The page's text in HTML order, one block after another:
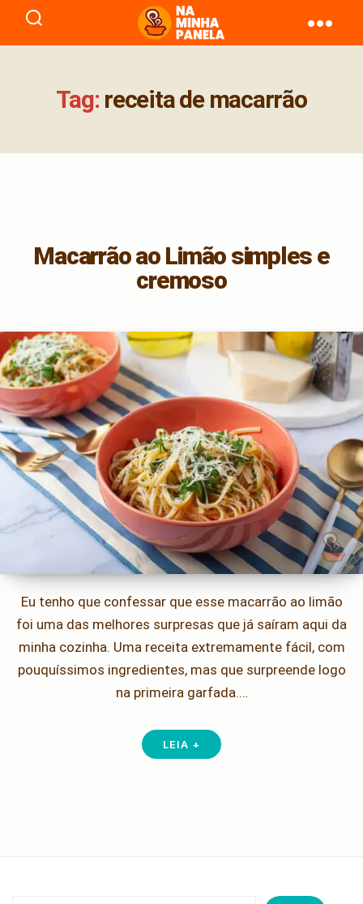
naminhapanela.com
Tag: receita de macarrão
Macarrão ao Limão simples e
cremoso
Eu tenho que confessar que esse macarrão ao limão
foi uma das melhores surpresas que já saíram aqui da
minha cozinha. Uma receita extremamente fácil, com
pouquíssimos ingredientes, mas que surpreende logo
na primeira garfada.…
LEIA +